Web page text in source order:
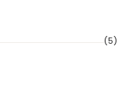
(5)